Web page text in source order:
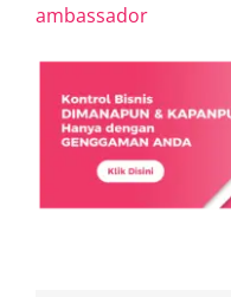
ambassador